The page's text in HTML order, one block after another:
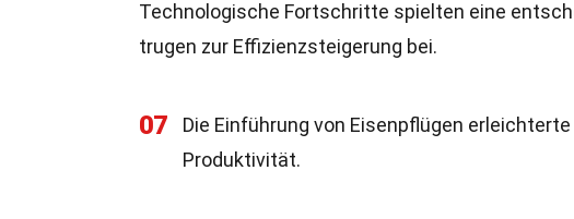
Technologische Fortschritte spielten eine
trugen zur Effizienzsteigerung bei.
07
Die Einführung von Eisenpflügen
Produktivität.